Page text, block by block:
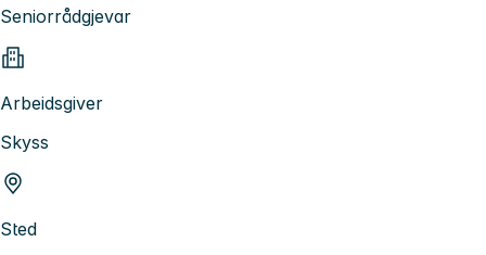
Seniorrådgjevar
Arbeidsgiver
Skyss
Sted